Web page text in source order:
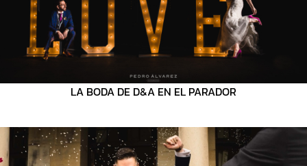
LA BODA DE D&A EN EL PARADOR